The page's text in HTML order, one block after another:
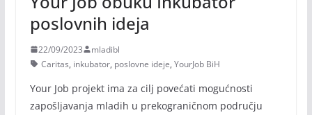
poslovnih ideja
22/09/2023
mladibl
Caritas, inkubator, poslovne ideje, YourJob BiH
Your Job projekt ima za cilj povećati mogućnosti
zapošljavanja mladih u prekograničnom području